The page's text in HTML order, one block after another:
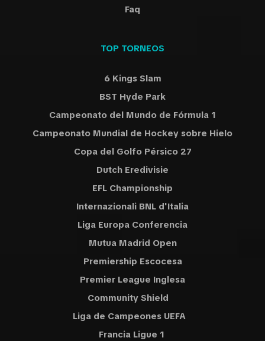
Faq
TOP TORNEOS
6 Kings Slam
BST Hyde Park
Campeonato del Mundo de Fórmula 1
Campeonato Mundial de Hockey sobre Hielo
Copa del Golfo Pérsico 27
Dutch Eredivisie
EFL Championship
Internazionali BNL d'Italia
Liga Europa Conferencia
Mutua Madrid Open
Premiership Escocesa
Premier League Inglesa
Community Shield
Liga de Campeones UEFA
Francia Ligue 1